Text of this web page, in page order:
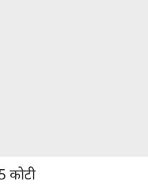
कोटी